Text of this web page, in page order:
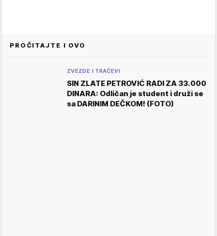
PROČITAJTE I OVO
ZVEZDE I TRAČEVI
SIN ZLATE PETROVIĆ RADI ZA 33.000
DINARA: Odličan je student i druži se
sa DARINIM DEČKOM! (FOTO)